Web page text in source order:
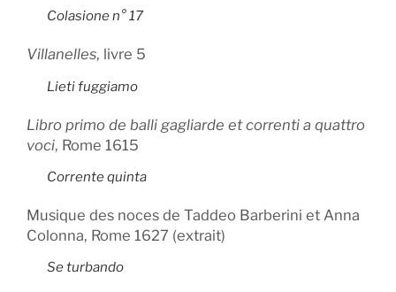
Colasione n° 17
Villanelles, livre 5
Lieti fuggiamo
Libro primo de balli gagliarde et correnti a quattro
voci, Rome 1615
Corrente quinta
Musique des noces de Taddeo Barberini et Anna
Colonna, Rome 1627 (extrait)
Se turbando